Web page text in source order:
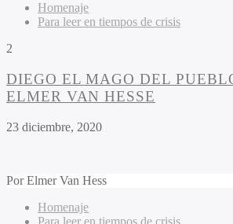
Homenaje
Para leer en tiempos de crisis
2
DIEGO EL MAGO DEL
ELMER VAN HESSE
23 diciembre, 2020
PorElmer Van Hess
Homenaje
Para leer en tiempos de crisis